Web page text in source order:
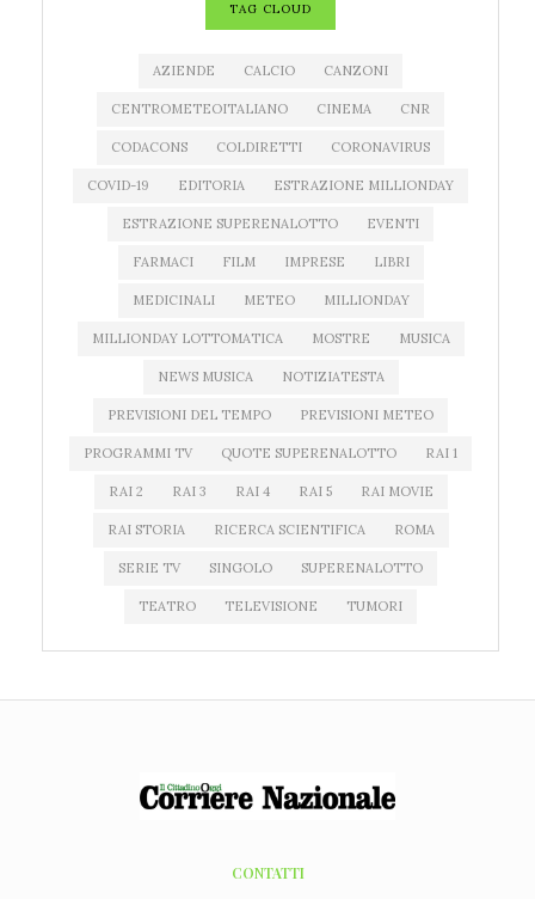
TAG CLOUD
AZIENDE CALCIO CANZONI
CENTROMETEOITALIANO CINEMA CNR
CODACONS COLDIRETTI CORONAVIRUS
COVID-19 EDITORIA ESTRAZIONE MILLIONDAY
ESTRAZIONE SUPERENALOTTO EVENTI
FARMACI FILM IMPRESE LIBRI
MEDICINALI METEO MILLIONDAY
MILLIONDAY LOTTOMATICA MOSTRE MUSICA
NEWS MUSICA NOTIZIATESTA
PREVISIONI DEL TEMPO PREVISIONI METEO
PROGRAMMI TV QUOTE SUPERENALOTTO RAI 1
RAI 2 RAI 3 RAI 4 RAI 5 RAI MOVIE
RAI STORIA RICERCA SCIENTIFICA ROMA
SERIE TV SINGOLO SUPERENALOTTO
TEATRO TELEVISIONE TUMORI
CONTATTI